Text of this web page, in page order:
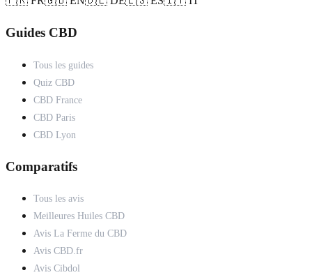
Guides CBD
Tous les guides
Quiz CBD
CBD France
CBD Paris
CBD Lyon
Comparatifs
Tous les avis
Meilleures Huiles CBD
Avis La Ferme du CBD
Avis CBD.fr
Avis Cibdol